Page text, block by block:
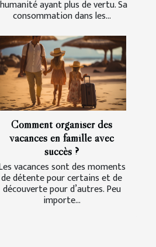
ayant plus de vertu. Sa
consommation dans les...
Comment organiser des
vacances en famille avec
succès ?
vacances sont des moments
de détente pour certains et de
découverte pour d’autres. Peu
importe...